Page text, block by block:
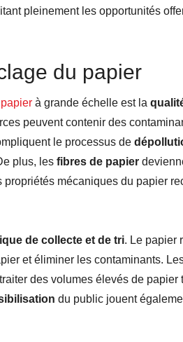
pleinement les opportunités
du papier
à grande échelle est la
peuvent contenir des
le processus de
plus, les fibres de papier
propriétés mécaniques du papier
de collecte et de tri. Le papier
et éliminer les contaminants.
des volumes élevés de
du public jouent